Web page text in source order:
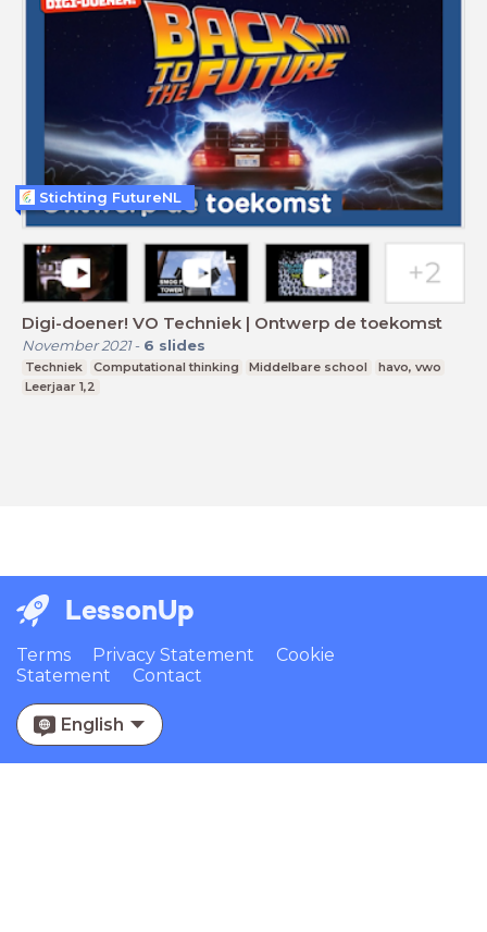
Digi-doener! VO Techniek | Ontwerp de toekomst
November 2021- 6 slides
Techniek Computational thinking Middelbare school
havo, vwo
Leerjaar 1,2
Stichting FutureNL
LessonUp
Terms Privacy Statement
Cookie
Statement
Contact
English